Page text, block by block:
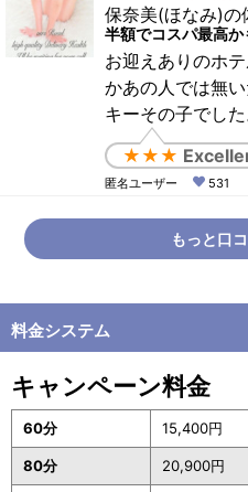
保奈美(ほなみ)の
半額でコスパ最高か
お迎えありのホ
かあの人では無
キーその子でし
女性。接客、サ
レベルならまたご
★★★
匿名ユーザー 531
もっと口
料金システム
キャンペーン料金
60分 15,400円
80分 20,900円